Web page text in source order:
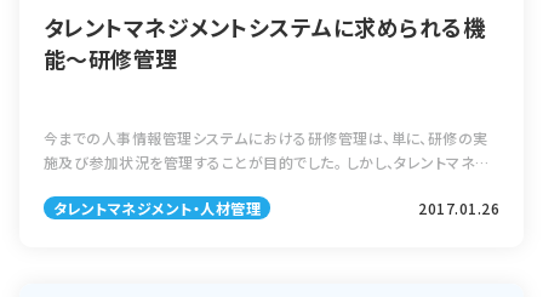
タレントマネジメントシステムに求められる機
能～研修管理
今までの人事情報管理システムにおける研修管理は、単に、研修の実
施及び参加状況を管理することが目的でした。 しかし、タレントマネジ
向上させるために会社が提供 […]
タレントマネジメント・人材管理 2017.01.26